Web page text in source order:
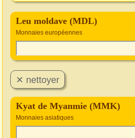
Leu moldave (MDL)
Monnaies européennes
Kyat de Myanmie (MMK)
Monnaies asiatiques